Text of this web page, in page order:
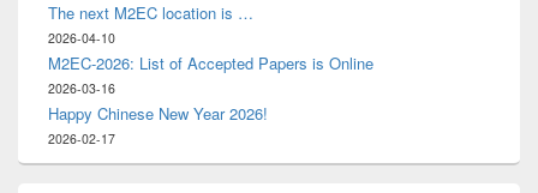
The next M2EC location is …
2026-04-10
M2EC-2026: List of Accepted Papers is Online
2026-03-16
Happy Chinese New Year 2026!
2026-02-17